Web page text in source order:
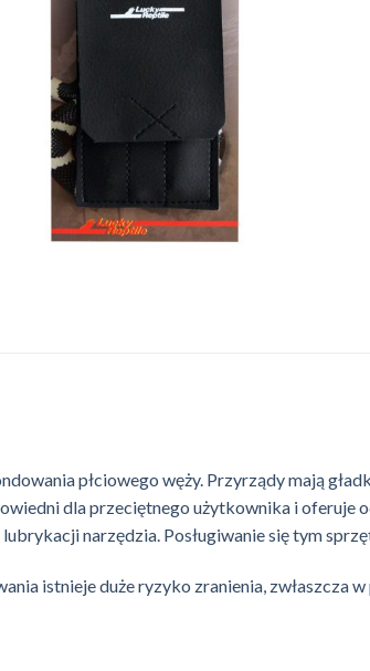
płciowego węży. Przyrządy mają
dla przeciętnego użytkownika i
narzędzia. Posługiwanie się tym
istnieje duże ryzyko zranienia, zwłaszcza